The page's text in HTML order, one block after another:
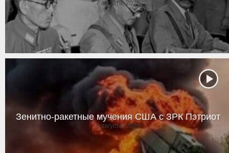
7 августа, 2026
Зенитно-ракетные мучения США с ЗРК Пэтриот
6 августа, 2026